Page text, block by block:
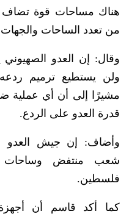
هناك مساحات قوة تضاف
من تعدد الساحات
وقال: إن العدو
ولن يستطيع ترميم
مشيرًا إلى أن أي عملية
قدرة العدو على الردع.
وأضاف: إن جيش العدو
شعب منتفض وساحات
فلسطين.
كما أكد قاسم أن